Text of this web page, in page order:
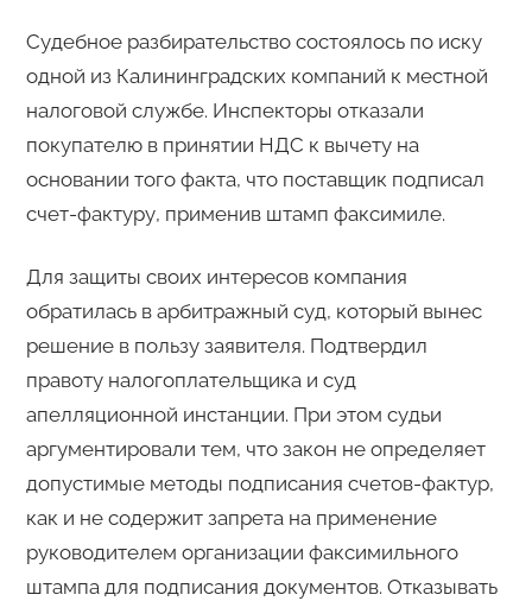
Судебное разбирательство состоялось по иску
одной из Калининградских компаний к местной
налоговой службе. Инспекторы отказали
покупателю в принятии НДС к вычету на
основании того факта, что поставщик подписал
счет-фактуру, применив штамп факсимиле.
Для защиты своих интересов компания
обратилась в арбитражный суд, который вынес
решение в пользу заявителя. Подтвердил
правоту налогоплательщика и суд
апелляционной инстанции. При этом судьи
аргументировали тем, что закон не определяет
допустимые методы подписания счетов-фактур,
как и не содержит запрета на применение
руководителем организации факсимильного
штампа для подписания документов. Отказывать